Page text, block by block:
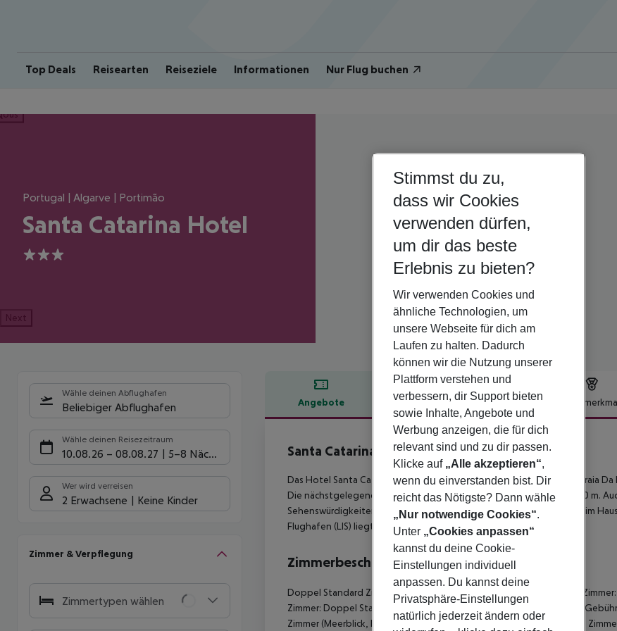
Top Deals Reisearten Reiseziele Informationen Nur Flug buchen
Portugal | Algarve | Portimão
Santa Catarina Hotel
3
Next
Wähle deinen Abflughafen
Beliebiger Abflughafen
Wähle deinen Reisezeitraum
10.08.26 – 08.08.27 5-8 Nächte
Wer wird verreisen
2 Erwachsene Keine Kinder
Zimmer & Verpflegung
Zimmertypen wählen
Angebote Hotelbeschreibung
Hotelbeschreibung
Santa Catarina Hotel
3
Das Hotel Santa Catarina liegt in der Umgebung des Sandstrandes Praia
Die nächstgelegenen Bars und Restaurants erreichen Sie nach rund 50 m.
Sehenswürdigkeiten sind vom Hotel aus erreichbar: Casino (direkt beim
Flughafen (LIS) liegt in etwa 0 m Entfernung.
Zimmerbeschreibung
Doppel Standard Zimmer: Mit Safe (geg. Gebühr). Doppel Standard
Zimmer: Doppel Standard Zimmer (Meerblick, Balkon): Mit Safe (geg.
Zimmer (Meerblick, Balkon): Mit Safe (geg. Gebühr). Doppel Standard
Stimmst du zu,
dass wir Cookies
verwenden dürfen,
um dir das beste
Erlebnis zu bieten?
Wir verwenden Cookies und
ähnliche Technologien, um
unsere Webseite für dich am
Laufen zu halten. Dadurch
können wir die Nutzung unserer
Plattform verstehen und
verbessern, dir Support bieten
sowie Inhalte, Angebote und
Werbung anzeigen, die für dich
relevant sind und zu dir passen.
Klicke auf „Alle akzeptieren“,
wenn du einverstanden bist. Dir
reicht das Nötigste? Dann wähle
„Nur notwendige Cookies“.
Unter „Cookies anpassen“
kannst du deine Cookie-
Einstellungen individuell
anpassen. Du kannst deine
Privatsphäre-Einstellungen
natürlich jederzeit ändern oder